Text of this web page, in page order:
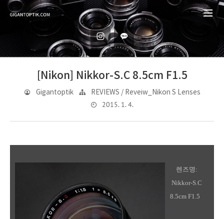
[Nikon] Nikkor-S.C 8.5cm F1.5
Gigantoptik REVIEWS / Reveiw_Nikon S Lenses
2015. 1. 4.
렌즈명:
Nikkor-S.C
8.5cm F1.5